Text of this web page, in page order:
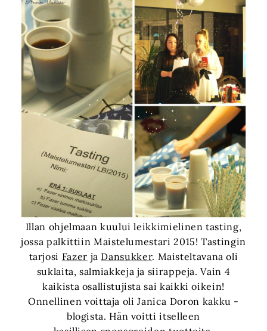
Illan ohjelmaan kuului leikkimielinen tasting,
jossa palkittiin Maistelumestari 2015! Tastingin
tarjosi Fazer ja Dansukker. Maisteltavana oli
suklaita, salmiakkeja ja siirappeja. Vain 4
kaikista osallistujista sai kaikki oikein!
Onnellinen voittaja oli Janica Doron kakku -
blogista. Hän voitti itselleen